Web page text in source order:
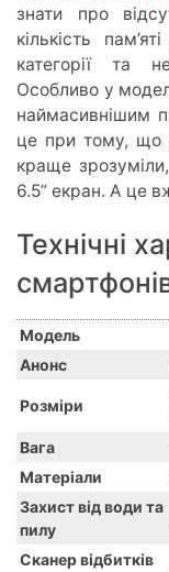
знати про
кількість
категорії та
Особливо у
наймасивнішим
це при тому, що
краще
6.5” екран. А це
Технічні
Модель
Анонс
Розміри
Вага
Матеріали
Захист від води та
пилу
Сканер відбитків